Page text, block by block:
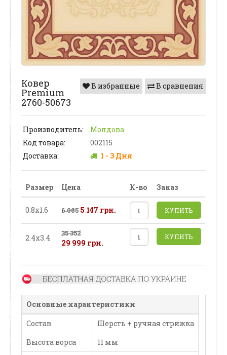
В сравнения
В избранные
Ковер
Premium
2760-50673
Производитель:
Молдова
Код товара:
002115
Доставка:
1 - 3 Дня
Размер Цена К-во Заказ
0.8х1.6 6 065 5 147 грн. КУПИТЬ
2.4х3.4 35 352
29 999 грн.
КУПИТЬ
Основные характеристики
Состав
Шерсть + ручная стрижка
Высота ворса
11 мм